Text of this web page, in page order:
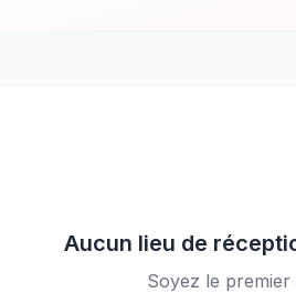
Aucun lieu de
Soyez le